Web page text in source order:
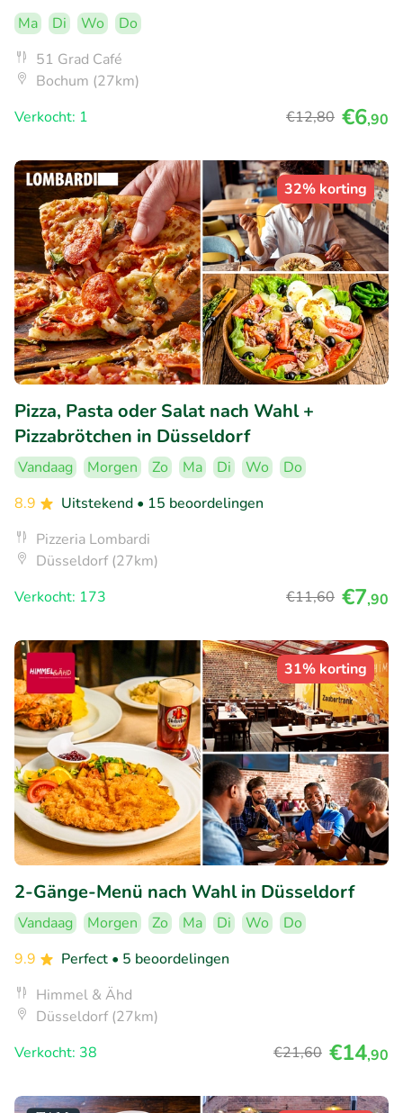
Ma Di Wo
Do
51 Grad Café
Bochum (27km)
Verkocht: 1
€12,80 €6,90
32% korting
Pizza, Pasta oder Salat nach Wahl +
Pizzabrötchen in Düsseldorf
Vandaag Morgen Zo Ma Di Wo
Do
8.9
Uitstekend • 15 beoordelingen
Pizzeria Lombardi
Düsseldorf (27km)
Verkocht: 173
€11,60 €7,90
31% korting
2-Gänge-Menü nach Wahl in Düsseldorf
Vandaag Morgen Zo Ma Di Wo
Do
9.9
Perfect • 5 beoordelingen
Himmel & Ähd
Düsseldorf (27km)
Verkocht: 38
€21,60 €14,90